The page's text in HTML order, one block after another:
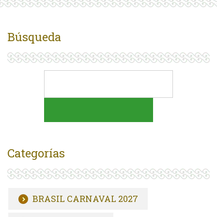
Búsqueda
Categorías
BRASIL CARNAVAL 2027